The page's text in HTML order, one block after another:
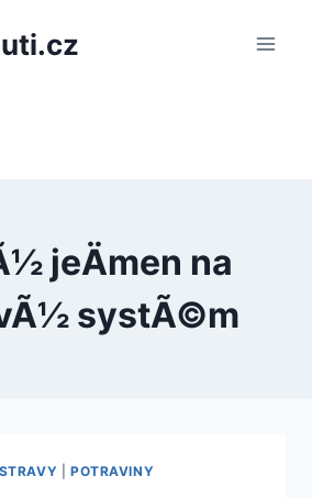
jeÄmen na
systÃ©m
POTRAVINY